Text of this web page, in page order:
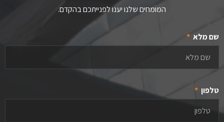
המומחים שלנו יענו לפנייתכם בהקדם.
שם מלא
טלפון